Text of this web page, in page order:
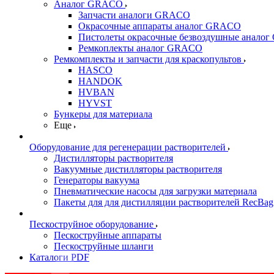
Аналог GRACO
Запчасти аналоги GRACO
Окрасочные аппараты аналог GRACO
Пистолеты окрасочные безвоздушные аналог
Ремкоплекты аналог GRACO
Ремкомплекты и запчасти для краскопультов
HASCO
HANDOK
HVBAN
HYVST
Бункеры для материала
Еще
Оборудование для регенерации растворителей
Дистилляторы растворителя
Вакуумные дистилляторы растворителя
Генераторы вакуума
Пневматические насосы для загрузки материала
Пакеты для для дистилляции растворителей RecBag
Пескоструйное оборудование
Пескоструйные аппараты
Пескоструйные шланги
Каталоги PDF